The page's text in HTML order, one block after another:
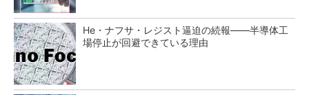
He・ナフサ・レジスト逼迫の続報――半導体工
場停止が回避できている理由